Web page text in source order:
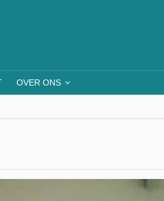
OVER ONS
wereldwijd